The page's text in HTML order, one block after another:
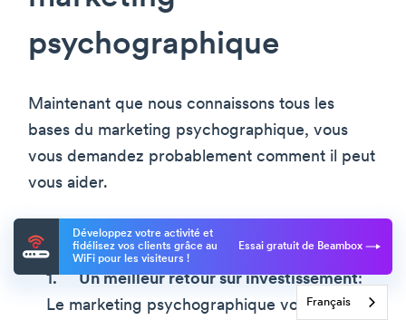
psychographique
Maintenant que nous connaissons tous les
bases du marketing psychographique, vous
vous demandez probablement comment il peut
vous aider.
Voici quelques avantages fantastiques.
Un meilleur retour sur investissement:
Le marketing psychographique vous permet
Développez votre activité et
fidélisez vos clients grâce au
WiFi pour les visiteurs !
Essai gratuit de Beambox
Français